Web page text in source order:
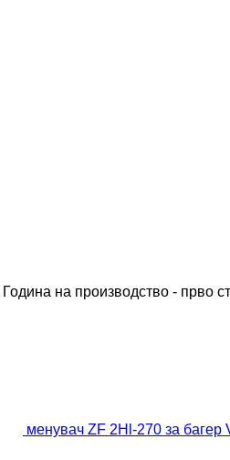
Година на производство - прво
менувач ZF 2Hl-270 за багер